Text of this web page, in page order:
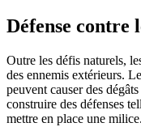
Défense contre
Outre les défis naturels,
des ennemis extérieurs.
peuvent causer des
construire des défenses
mettre en place une milice.